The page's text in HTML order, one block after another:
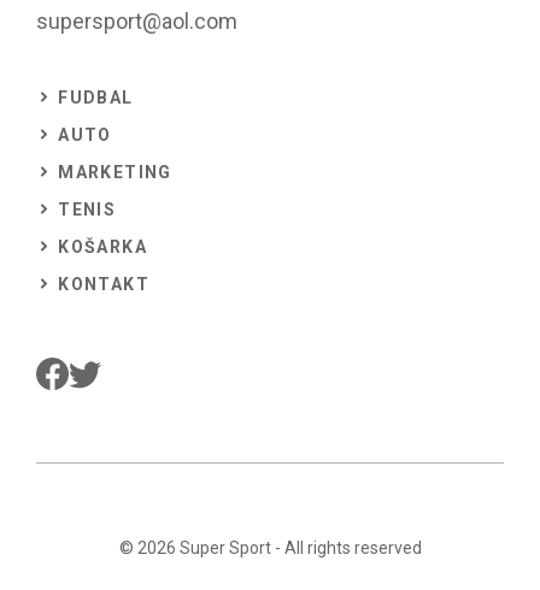
supersport@aol.com
FUDBAL
AUTO
MARKETING
TENIS
KOŠARKA
KONTAKT
© 2026 Super Sport- All rights reserved